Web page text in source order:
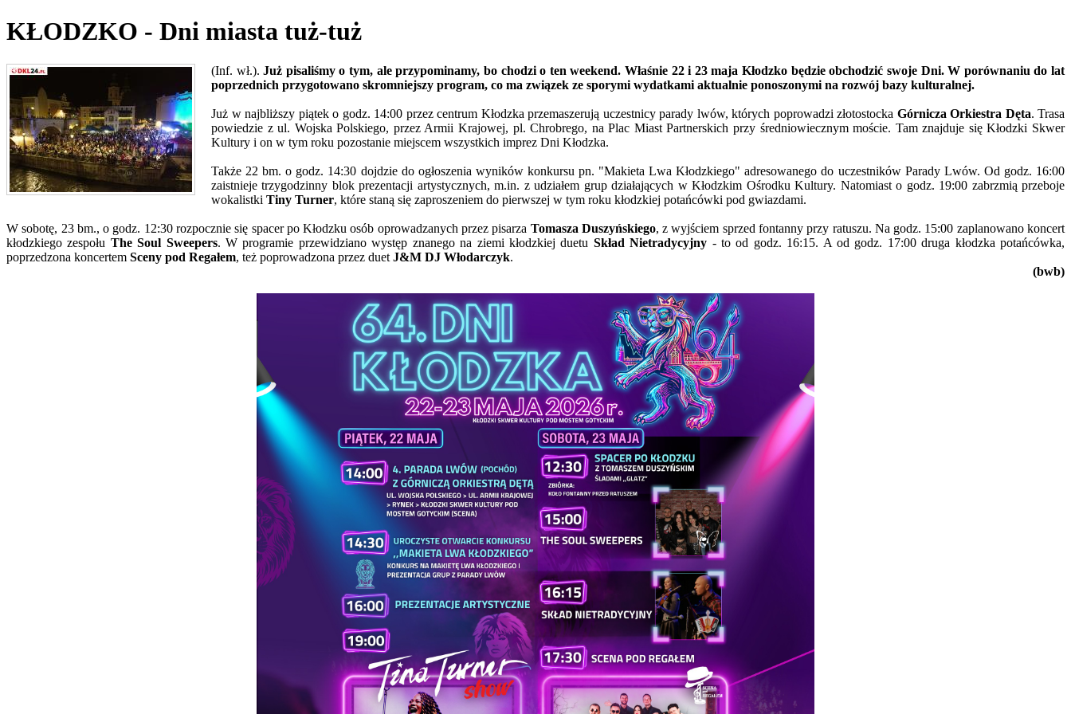
KŁODZKO - Dni miasta tuż-tuż
(Inf. wł.).Już pisaliśmy o tym, ale przypominamy, bo chodzi o ten weekend. Właśnie 22 i 23 maja Kłodzko będzie obchodzić swoje Dni. W porównaniu do lat
poprzednich przygotowano skromniejszy program, co ma związek ze sporymi wydatkami aktualnie ponoszonymi na rozwój bazy kulturalnej.
Już w najbliższy piątek o godz. 14:00 przez centrum Kłodzka przemaszerują uczestnicy parady lwów, których poprowadzi złotostocka Górnicza Orkiestra Dęta. Trasa
powiedzie z ul. Wojska Polskiego, przez Armii Krajowej, pl. Chrobrego, na Plac Miast Partnerskich przy średniowiecznym moście. Tam znajduje się Kłodzki Skwer
Kultury i on w tym roku pozostanie miejscem wszystkich imprez Dni Kłodzka.
Także 22 bm. o godz. 14:30 dojdzie do ogłoszenia wyników konkursu pn. "Makieta Lwa Kłodzkiego" adresowanego do uczestników Parady Lwów. Od godz. 16:00
zaistnieje trzygodzinny blok prezentacji artystycznych, m.in. z udziałem grup działających w Kłodzkim Ośrodku Kultury. Natomiast o godz. 19:00 zabrzmią przeboje
wokalistki Tiny Turner, które staną się zaproszeniem do pierwszej w tym roku kłodzkiej potańcówki pod gwiazdami.
W sobotę, 23 bm., o godz. 12:30 rozpocznie się spacer po Kłodzku osób oprowadzanych przez pisarza Tomasza Duszyńskiego, z wyjściem sprzed fontanny przy ratuszu. Na godz. 15:00 zaplanowano koncert
kłodzkiego zespołu The Soul Sweepers. W programie przewidziano występ znanego na ziemi kłodzkiej duetu Skład Nietradycyjny - to od godz. 16:15. A od godz. 17:00 druga kłodzka potańcówka,
poprzedzona koncertem Sceny pod Regałem, też poprowadzona przez duet J&M DJ Włodarczyk.
(bwb)